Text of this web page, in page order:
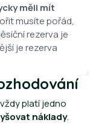
měli mít
musíte pořád,
rezerva je
je rezerva
platí jedno
náklady.